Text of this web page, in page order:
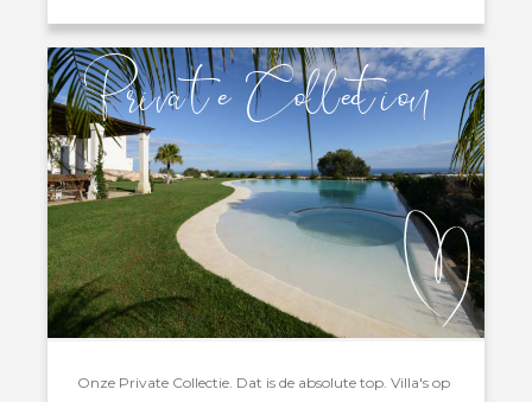
Priva te Collection
Onze Private Collectie. Dat is de absolute top. Villa's op